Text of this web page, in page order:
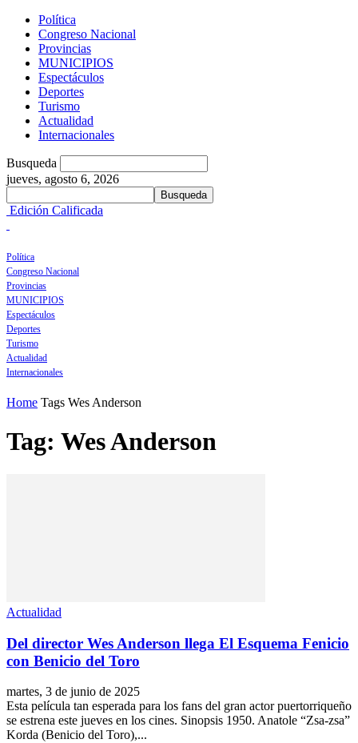
Política
Congreso Nacional
Provincias
MUNICIPIOS
Espectáculos
Deportes
Turismo
Actualidad
Internacionales
Busqueda
jueves, agosto 6, 2026
Edición Calificada
Política
Congreso Nacional
Provincias
MUNICIPIOS
Espectáculos
Deportes
Turismo
Actualidad
Internacionales
Home Tags Wes Anderson
Tag: Wes Anderson
Actualidad
Del director Wes Anderson llega El Esquema Fenicio
con Benicio del Toro
martes, 3 de junio de 2025
Esta película tan esperada para los fans del gran actor puertorriqueño
se estrena este jueves en los cines. Sinopsis 1950. Anatole “Zsa-zsa”
Korda (Benicio del Toro),...